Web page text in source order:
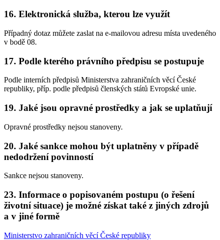
16. Elektronická služba, kterou lze využít
Případný dotaz můžete zaslat na e-mailovou adresu místa uvedeného
v bodě 08.
17. Podle kterého právního předpisu se postupuje
Podle interních předpisů Ministerstva zahraničních věcí České
republiky, příp. podle předpisů členských států Evropské unie.
19. Jaké jsou opravné prostředky a jak se uplatňují
Opravné prostředky nejsou stanoveny.
20. Jaké sankce mohou být uplatněny v případě
nedodržení povinností
Sankce nejsou stanoveny.
23. Informace o popisovaném postupu (o řešení
životní situace) je možné získat také z jiných zdrojů
a v jiné formě
Ministerstvo zahraničních věcí České republiky